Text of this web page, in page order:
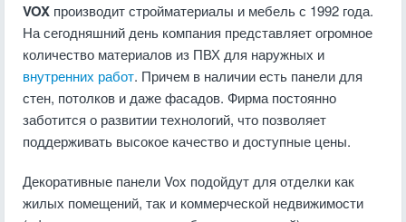
VOX производит стройматериалы и мебель с 1992 года.
На сегодняшний день компания представляет огромное
количество материалов из ПВХ для наружных и
внутренних работ. Причем в наличии есть панели для
стен, потолков и даже фасадов. Фирма постоянно
заботится о развитии технологий, что позволяет
поддерживать высокое качество и доступные цены.
Декоративные панели Vox подойдут для отделки как
жилых помещений, так и коммерческой недвижимости